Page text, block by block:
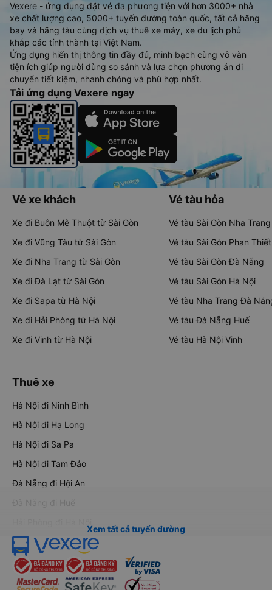
Vexere - ứng dụng đặt vé đa phương tiện với hơn 3000+ nhà
xe chất lượng cao, 5000+ tuyến đường toàn quốc, tất cả hãng
bay và hãng tàu cùng dịch vụ thuê xe máy, xe du lịch phủ
khắp các tỉnh thành tại Việt Nam.
Ứng dụng hiển thị thông tin đầy đủ, minh bạch cùng vô vàn
tiện ích giúp người dùng so sánh và lựa chọn phương án di
chuyển tiết kiệm, nhanh chóng và phù hợp nhất.
Tải ứng dụng Vexere ngay
Vé xe khách
Xe đi Buôn Mê Thuột từ Sài Gòn
Xe đi Vũng Tàu từ Sài Gòn
Xe đi Nha Trang từ Sài Gòn
Xe đi Đà Lạt từ Sài Gòn
Xe đi Sapa từ Hà Nội
Xe đi Hải Phòng từ Hà Nội
Xe đi Vinh từ Hà Nội
Vé tàu hỏa
Vé tàu Sài Gòn Nha Trang
Vé tàu Sài Gòn Phan Thiết
Vé tàu Sài Gòn Đà Nẵng
Vé tàu Sài Gòn Hà Nội
Vé tàu Nha Trang Đà
Vé tàu Đà Nẵng Huế
Vé tàu Hà Nội Vinh
Thuê xe
Hà Nội đi Ninh Bình
Hà Nội đi Hạ Long
Hà Nội đi Sa Pa
Hà Nội đi Tam Đảo
Đà Nẵng đi Hội An
Đà Nẵng đi Huế
Xem tất cả tuyến đường